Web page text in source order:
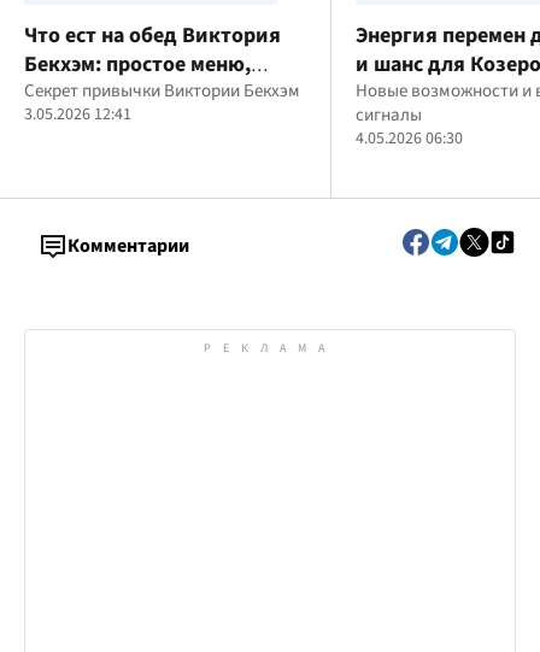
Что ест на обед Виктория
Бекхэм: простое меню,
которое она
придерживается годами
Секрет привычки Виктории Бекхэм
3.05.2026 12:41
Энергия перемен
и шанс для
гороскоп на 4 мая
Новые возможности и
сигналы
4.05.2026 06:30
Комментарии